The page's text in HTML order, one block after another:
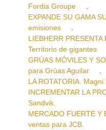
Fordia Groupe
EXPANDE SU GAMA
emisiones
LIEBHERR PRESENTA
Territorio de gigantes
GRÚAS MÓVILES Y
para Grúas Aguilar
LA ROTATORIA. Magni
INCREMENTAR LA
Sandvik.
MERCADO FUERTE Y
ventas para JCB.